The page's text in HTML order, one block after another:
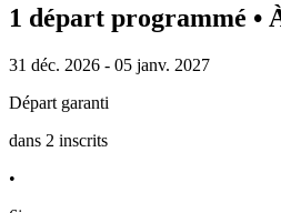
1 départ programmé •
31 déc. 2026 - 05 janv. 2027
Départ garanti
dans 2 inscrits
•